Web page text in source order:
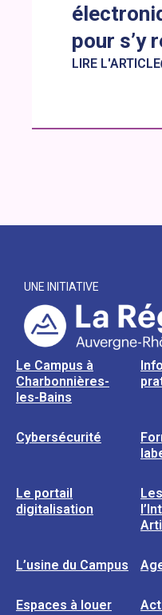
pour s’y
LIRE L'ARTICLE
UNE INITIATIVE
Le Campus à
Charbonnières-
les-Bains
Cybersécurité
Le portail
digitalisation
L’usine du Campus
Espaces à louer